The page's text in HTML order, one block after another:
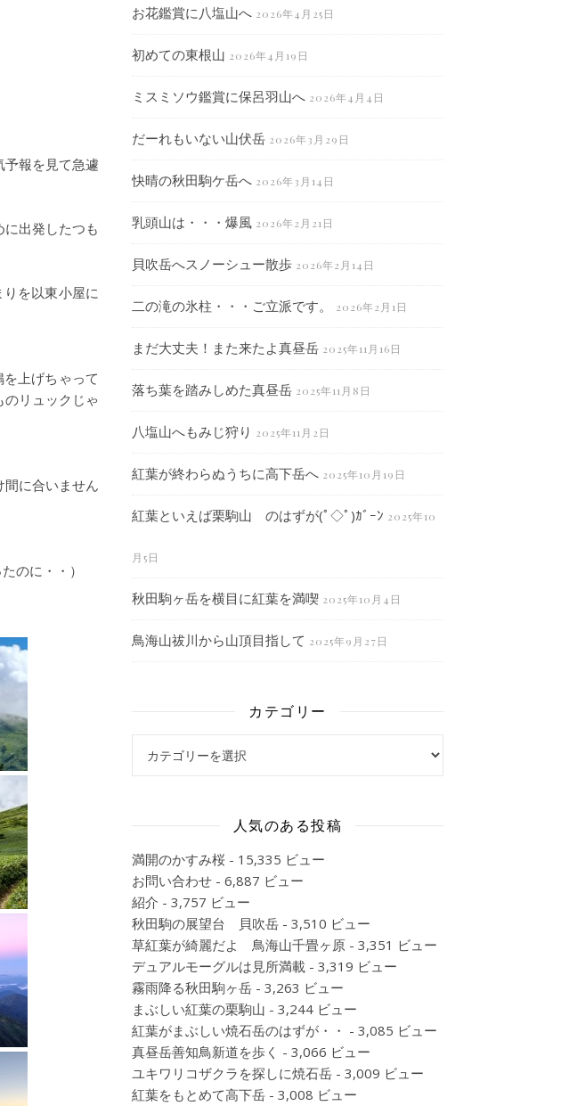
報を見て急遽
出発したつも
を以東小屋に
上げちゃって
リュックじゃ
に合いません
のに・・）
お花鑑賞に八塩山へ 2026年4月25日
初めての東根山 2026年4月19日
ミスミソウ鑑賞に保呂羽山へ 2026年4月4日
だーれもいない山伏岳 2026年3月29日
快晴の秋田駒ケ岳へ 2026年3月14日
乳頭山は・・・爆風 2026年2月21日
貝吹岳へスノーシュー散歩 2026年2月14日
二の滝の氷柱・・・ご立派です。 2026年2月1日
まだ大丈夫！また来たよ真昼岳 2025年11月16日
落ち葉を踏みしめた真昼岳 2025年11月8日
八塩山へもみじ狩り 2025年11月2日
紅葉が終わらぬうちに高下岳へ 2025年10月19日
紅葉といえば栗駒山 のはずが(ﾟ◇ﾟ)ｶﾞｰﾝ 2025年10
月5日
秋田駒ヶ岳を横目に紅葉を満喫 2025年10月4日
鳥海山祓川から山頂目指して 2025年9月27日
カテゴリー
人気のある投稿
満開のかすみ桜 - 15,335 ビュー
お問い合わせ - 6,887 ビュー
紹介 - 3,757 ビュー
秋田駒の展望台 貝吹岳 - 3,510 ビュー
草紅葉が綺麗だよ 鳥海山千畳ヶ原 - 3,351 ビュー
デュアルモーグルは見所満載 - 3,319 ビュー
霧雨降る秋田駒ヶ岳 - 3,263 ビュー
まぶしい紅葉の栗駒山 - 3,244 ビュー
紅葉がまぶしい焼石岳のはずが・・ - 3,085 ビュー
真昼岳善知鳥新道を歩く - 3,066 ビュー
ユキワリコザクラを探しに焼石岳 - 3,009 ビュー
紅葉をもとめて高下岳 - 3,008 ビュー